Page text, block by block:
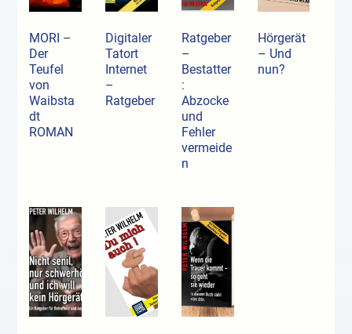
MORI –
Der
Teufel
von
Waibsta
dt
ROMAN
Digitaler
Tatort
Internet
–
Ratgeber
Ratgeber
–
Bestatter
:
Abzocke
und
Fehler
vermeide
n
Hörgerät
– Und
nun?